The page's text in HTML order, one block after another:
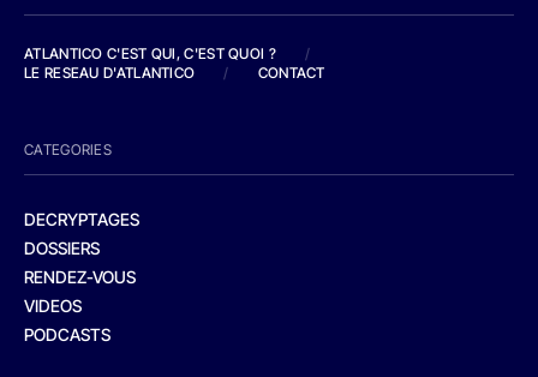
ATLANTICO C'EST QUI, C'EST QUOI ?
/
LE RESEAU D'ATLANTICO
/ CONTACT
CATEGORIES
DECRYPTAGES
DOSSIERS
RENDEZ-VOUS
VIDEOS
PODCASTS